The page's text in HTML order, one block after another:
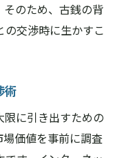
のため、古銭の背
交渉時に生かすこ
術
に引き出すための
価値を事前に調査